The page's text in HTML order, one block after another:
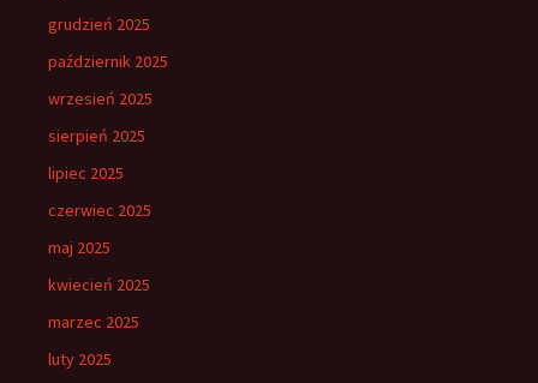
grudzień 2025
październik 2025
wrzesień 2025
sierpień 2025
lipiec 2025
czerwiec 2025
maj 2025
kwiecień 2025
marzec 2025
luty 2025